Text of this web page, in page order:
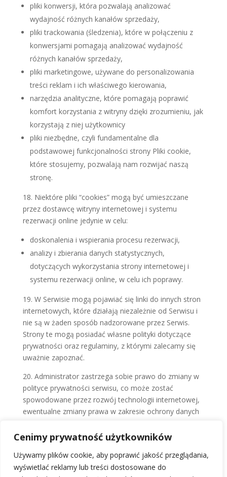
Cenimy prywatność użytkowników
Używamy plików cookie, aby poprawić jakość przeglądania,
wyświetlać reklamy lub treści dostosowane do
pliki konwersji, która pozwalają analizować
wydajność różnych kanałów sprzedaży,
pliki trackowania (śledzenia), które w połączeniu z
konwersjami pomagają analizować wydajność
różnych kanałów sprzedaży,
pliki marketingowe, używane do personalizowania
treści reklam i ich właściwego kierowania,
narzędzia analityczne, które pomagają poprawić
komfort korzystania z witryny dzięki zrozumieniu, jak
korzystają z niej użytkownicy
pliki niezbędne, czyli fundamentalne dla
podstawowej funkcjonalności strony Pliki cookie,
które stosujemy, pozwalają nam rozwijać naszą
stronę.
18. Niektóre pliki “cookies” mogą być umieszczane
przez dostawcę witryny internetowej i systemu
rezerwacji online jedynie w celu:
doskonalenia i wspierania procesu rezerwacji,
analizy i zbierania danych statystycznych,
dotyczących wykorzystania strony internetowej i
systemu rezerwacji online, w celu ich poprawy.
19. W Serwisie mogą pojawiać się linki do innych stron
internetowych, które działają niezależnie od Serwisu i
nie są w żaden sposób nadzorowane przez Serwis.
Strony te mogą posiadać własne polityki dotyczące
prywatności oraz regulaminy, z którymi zalecamy się
uważnie zapoznać.
20. Administrator zastrzega sobie prawo do zmiany w
polityce prywatności serwisu, co może zostać
spowodowane przez rozwój technologii internetowej,
ewentualne zmiany prawa w zakresie ochrony danych
zmianach będziemy informować użytkowników w